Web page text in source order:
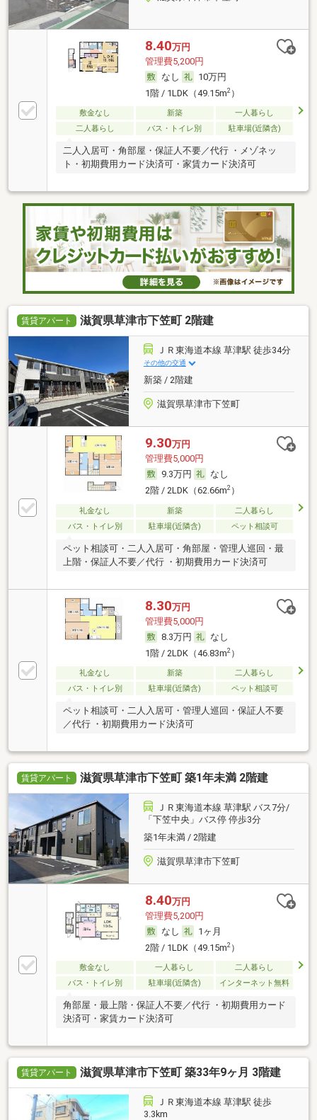
8.40万円
管理費5,200円
なし
10万円
1階 / 1LDK（49.15m2）
敷金なし 新築
一人暮らし
二人暮らし
バス・トイレ別 駐車場(近隣含)
二人入居可・角部屋・保証人不要／代行 ・メゾネッ
ト・初期費用カード決済可・家賃カード決済可
賃貸アパート 滋賀県草津市下笠町 2階建
ＪＲ東海道本線 草津駅 徒歩34分
その他の交通
新築 / 2階建
滋賀県草津市下笠町
9.30万円
管理費5,000円
9.3万円
なし
2階 / 2LDK（62.66m2）
礼金なし 新築
二人暮らし
バス・トイレ別
駐車場(近隣含) ペット相談可
ペット相談可・二人入居可・角部屋・管理人巡回・最
上階・保証人不要／代行 ・初期費用カード決済可
8.30万円
管理費5,000円
8.3万円
なし
1階 / 2LDK（46.83m2）
礼金なし 新築
二人暮らし
バス・トイレ別
駐車場(近隣含) ペット相談可
ペット相談可・二人入居可・管理人巡回・保証人不要
／代行 ・初期費用カード決済可
賃貸アパート 滋賀県草津市下笠町 築1年未満 2階建
ＪＲ東海道本線 草津駅 バス7分/
「下笠中央」バス停 停歩3分
築1年未満 / 2階建
滋賀県草津市下笠町
8.40万円
管理費5,200円
なし
1ヶ月
2階 / 1LDK（49.15m2）
敷金なし 一人暮らし
二人暮らし
バス・トイレ別
駐車場(近隣含) インターネット無料
角部屋・最上階・保証人不要／代行 ・初期費用カード
決済可・家賃カード決済可
賃貸アパート 滋賀県草津市下笠町 築33年9ヶ月 3階建
ＪＲ東海道本線 草津駅 徒歩
3.3km